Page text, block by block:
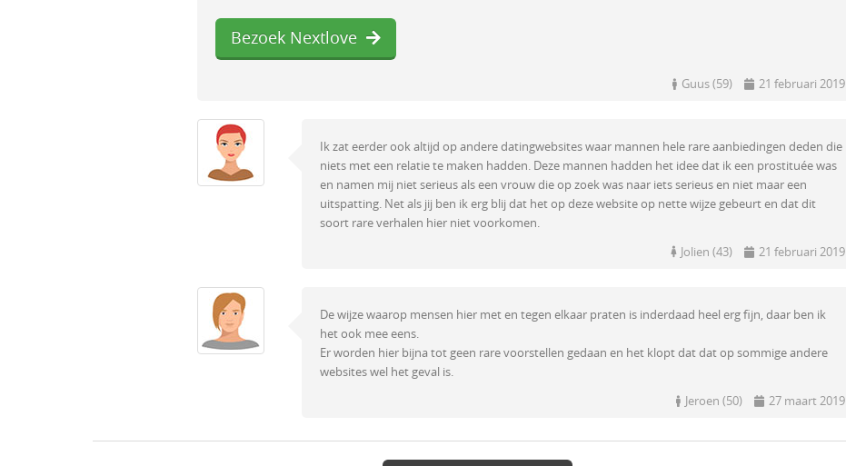
Bezoek Nextlove
Guus (59) 21 februari 2019
Ik zat eerder ook altijd op andere datingwebsites waar mannen hele rare aanbiedingen deden die
niets met een relatie te maken hadden. Deze mannen hadden het idee dat ik een prostituée was
en namen mij niet serieus als een vrouw die op zoek was naar iets serieus en niet maar een
uitspatting. Net als jij ben ik erg blij dat het op deze website op nette wijze gebeurt en dat dit
soort rare verhalen hier niet voorkomen.
Jolien (43) 21 februari 2019
De wijze waarop mensen hier met en tegen elkaar praten is inderdaad heel erg fijn, daar ben ik
het ook mee eens.
Er worden hier bijna tot geen rare voorstellen gedaan en het klopt dat dat op sommige andere
websites wel het geval is.
Jeroen (50) 27 maart 2019